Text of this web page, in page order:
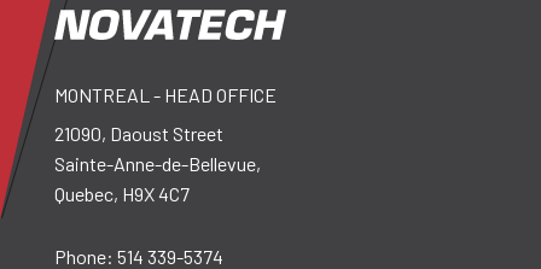
MONTREAL - HEAD OFFICE
21090, Daoust Street
Sainte-Anne-de-Bellevue,
Quebec, H9X 4C7
Phone: 514 339-5374